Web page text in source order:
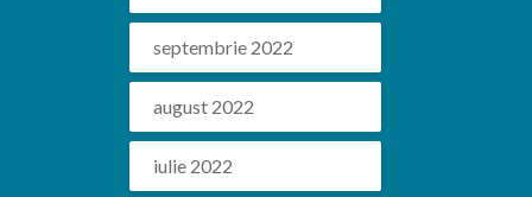
septembrie 2022
august 2022
iulie 2022